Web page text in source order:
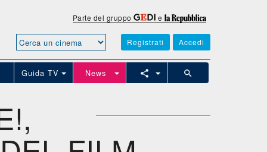
Parte del gruppo e
Registrati Accedi
Guida TV News